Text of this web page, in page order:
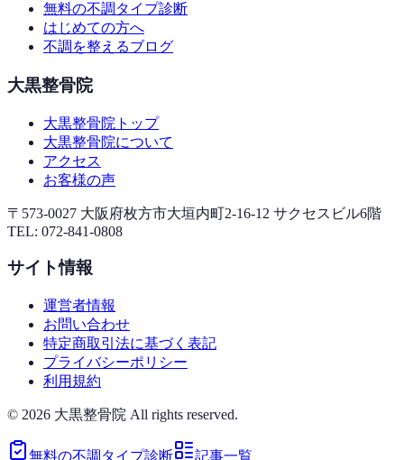
無料の不調タイプ診断
はじめての方へ
不調を整えるブログ
大黒整骨院
大黒整骨院トップ
大黒整骨院について
アクセス
お客様の声
〒573-0027 大阪府枚方市大垣内町2-16-12 サクセスビル6階
TEL: 072-841-0808
サイト情報
運営者情報
お問い合わせ
特定商取引法に基づく表記
プライバシーポリシー
利用規約
© 2026 大黒整骨院 All rights reserved.
無料の不調タイプ診断 記事一覧